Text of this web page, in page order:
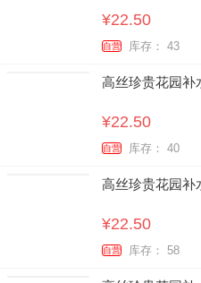
¥22.50
自营 库存： 43
高丝珍贵花园补
¥22.50
自营 库存： 40
高丝珍贵花园补
¥22.50
自营 库存： 58